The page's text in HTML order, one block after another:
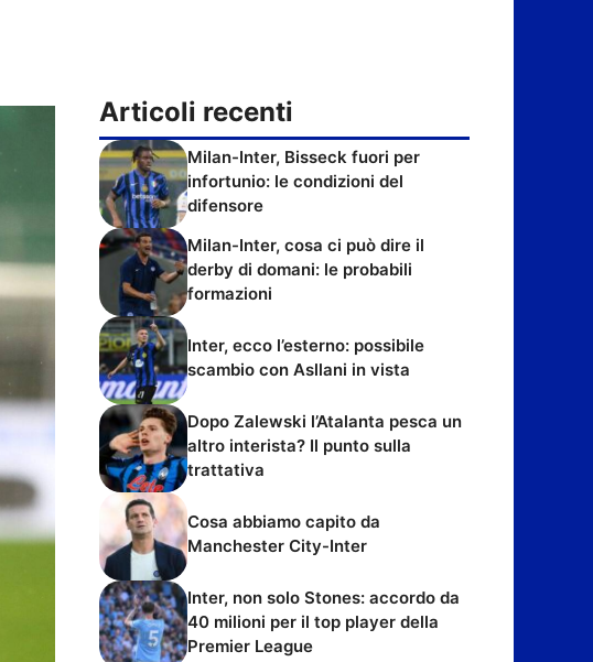
Articoli recenti
Milan-Inter, Bisseck fuori per
infortunio: le condizioni del
difensore
Milan-Inter, cosa ci può dire il
derby di domani: le probabili
formazioni
Inter, ecco l’esterno: possibile
scambio con Asllani in vista
Dopo Zalewski l’Atalanta pesca un
altro interista? Il punto sulla
trattativa
Cosa abbiamo capito da
Manchester City-Inter
Inter, non solo Stones: accordo da
40 milioni per il top player della
Premier League